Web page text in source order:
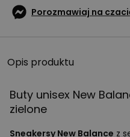
Porozmawiaj na
Opis produktu
Buty unisex New
zielone
Sneakersy New Balance z